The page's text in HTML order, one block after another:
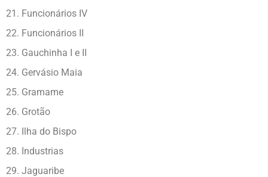
21. Funcionários IV
22. Funcionários II
23. Gauchinha I e II
24. Gervásio Maia
25. Gramame
26. Grotão
27. Ilha do Bispo
28. Industrias
29. Jaguaribe